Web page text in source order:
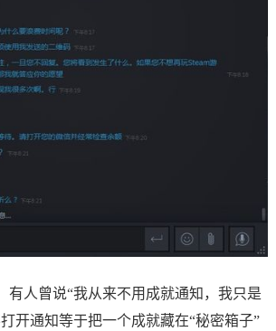
有人曾说“我从来不用成就通知，我只是
开通知等于把一个成就藏在“秘密箱子”